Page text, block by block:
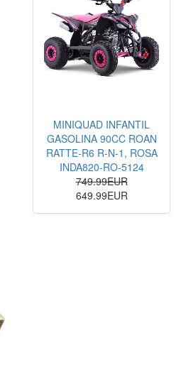
MINIQUAD INFANTIL
GASOLINA 90CC ROAN
RATTE-R6 R-N-1, ROSA
INDA820-RO-5124
749.99EUR
649.99EUR